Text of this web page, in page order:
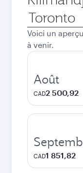
Ville
de
départ
Voici un
à venir.
Août
CAD2 500,92
CAD1 851,82